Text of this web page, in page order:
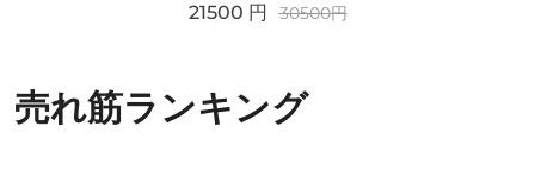
21500 円 30500円
売れ筋ランキング